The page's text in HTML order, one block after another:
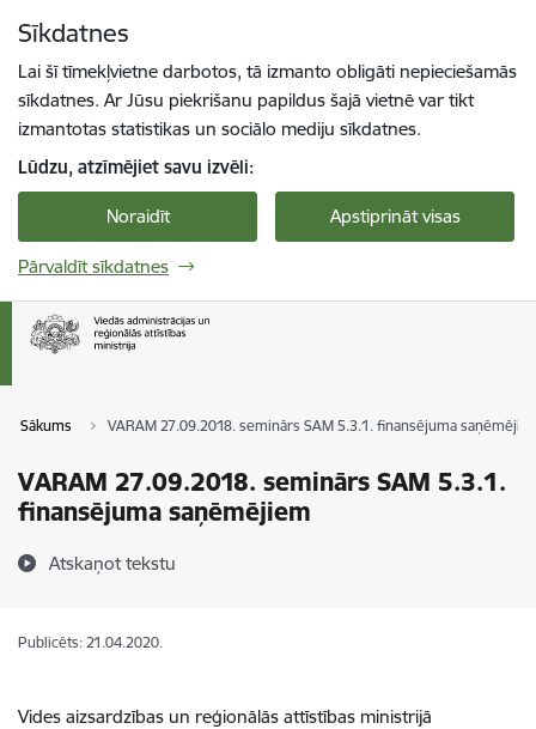
Sīkdatnes
Lai šī tīmekļvietne darbotos, tā izmanto obligāti nepieciešamās
sīkdatnes. Ar Jūsu piekrišanu papildus šajā vietnē var tikt
izmantotas statistikas un sociālo mediju sīkdatnes.
Lūdzu, atzīmējiet savu izvēli:
Noraidīt Apstiprināt visas
Pārvaldīt sīkdatnes
Sākums VARAM 27.09.2018. seminārs SAM 5.3.1. finansējuma
VARAM 27.09.2018. seminārs SAM 5.3.1.
finansējuma saņēmējiem
Atskaņot tekstu
Publicēts: 21.04.2020.
Vides aizsardzības un reģionālās attīstības ministrijā